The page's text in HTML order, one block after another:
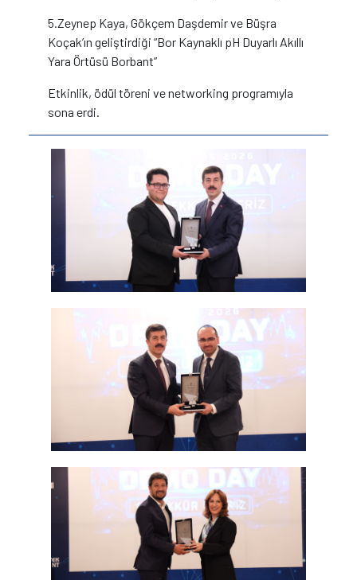
5.Zeynep Kaya, Gökçem Daşdemir ve Büşra
Koçak’ın geliştirdiği “Bor Kaynaklı pH Duyarlı Akıllı
Yara Örtüsü Borbant”
Etkinlik, ödül töreni ve networking programıyla
sona erdi.